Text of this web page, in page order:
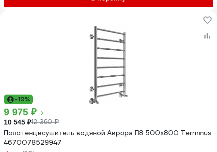
-19%
9 975 ₽
10 545 ₽12 360 ₽
Полотенцесушитель водяной Аврора П8 500x800 Terminus
4670078529947